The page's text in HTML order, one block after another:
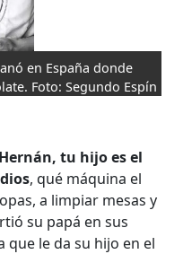
en España donde
Foto: Segundo Espín
tu hijo es el
, qué máquina el
a limpiar mesas y
su papá en sus
que le da su hijo en el